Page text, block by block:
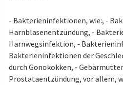
- Bakterieninfektionen, wie:, -
Harnblasenentzündung, -
Harnwegsinfektion, -
Bakterieninfektionen der
durch Gonokokken, -
Prostataentzündung, vor allem,